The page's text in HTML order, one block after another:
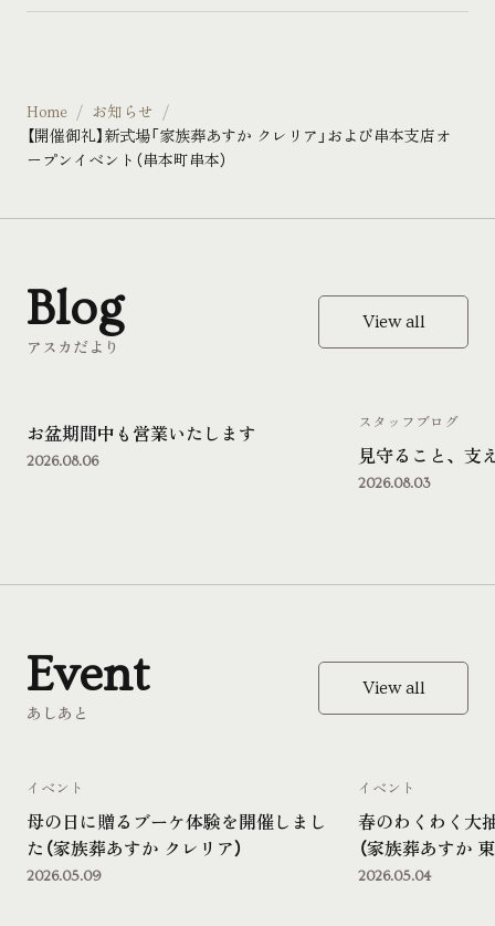
Home
お知らせ
【開催御礼】新式場「家族葬あすか クレリア」および串本支店オ
ープンイベント（串本町串本）
アスカだより
Blog View all
お盆期間中も営業いたします
2026.08.06 見守ること、支
スタッフブログ
2026.08.03
あしあと
Event View all
母の日に贈るブーケ体験を開催しまし
た（家族葬あすか クレリア）
イベント
2026.05.09
春のわくわく大
（家族葬あすか
イベント
2026.05.04